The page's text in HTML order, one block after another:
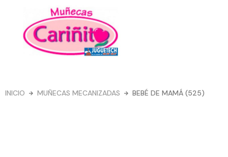
contenido
INICIO MUÑECAS MECANIZADAS BEBÉ DE MAMÁ (525)